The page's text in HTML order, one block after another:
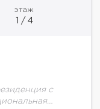
этаж
1 / 4
с